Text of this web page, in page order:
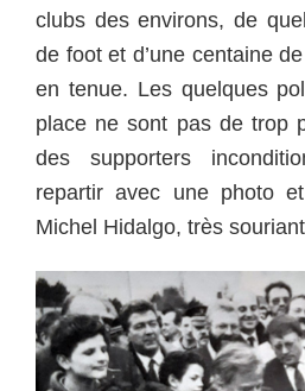
clubs des environs, de
de foot et d’une centaine
en tenue. Les quelques
place ne sont pas de trop
des supporters
repartir avec une photo
Michel Hidalgo, très